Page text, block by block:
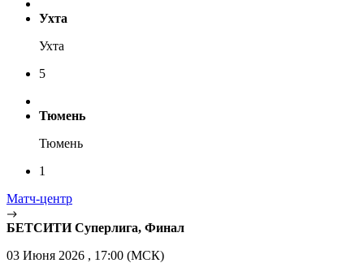
Ухта
Ухта
5
Тюмень
Тюмень
1
Матч-центр
БЕТСИТИ Суперлига, Финал
03 Июня 2026 , 17:00 (МСК)